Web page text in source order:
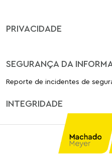
PRIVACIDADE
SEGURANÇA DA
Reporte de incidentes de
INTEGRIDADE